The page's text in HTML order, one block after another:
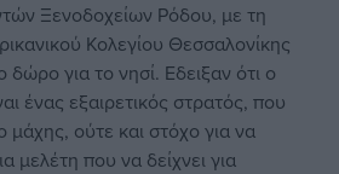
Ξενοδοχείων Ρόδου, με τη
Κολεγίου Θεσσαλονίκης
για το νησί. Εδειξαν ότι ο
ένας εξαιρετικός στρατός, που
μάχης, ούτε και στόχο για να
μελέτη που να δείχνει για